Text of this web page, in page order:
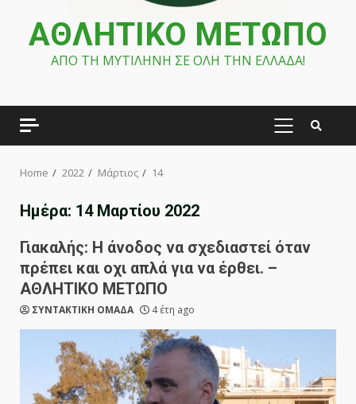
ΑΘΛΗΤΙΚΟ ΜΕΤΩΠΟ
ΑΠΟ ΤΗ ΜΥΤΙΛΗΝΗ ΣΕ ΟΛΗ ΤΗΝ ΕΛΛΑΔΑ!
PRIMARY
Home 2022 Μάρτιος 14
Ημέρα: 14 Μαρτίου 2022
Γιακαλής: Η άνοδος να σχεδιαστεί όταν
πρέπει και οχι απλά για να έρθει. –
ΑΘΛΗΤΙΚΟ ΜΕΤΩΠΟ
ΣΥΝΤΑΚΤΙΚΗ ΟΜΑΔΑ 4 έτη ago